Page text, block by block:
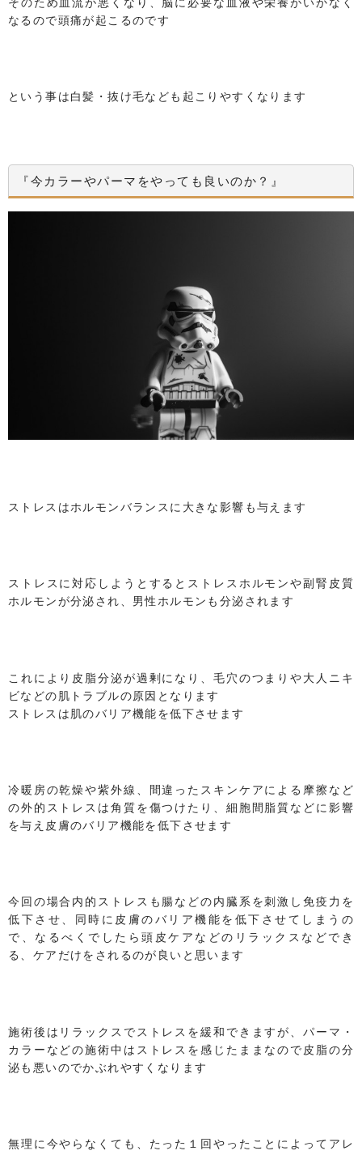
そのため血流が悪くなり、脳に必要な血液や栄養がいかなく
なるので頭痛が起こるのです
という事は白髪・抜け毛なども起こりやすくなります
『今カラーやパーマをやっても良いのか？』
ストレスはホルモンバランスに大きな影響も与えます
ストレスに対応しようとするとストレスホルモンや副腎皮質
ホルモンが分泌され、男性ホルモンも分泌されます
これにより皮脂分泌が過剰になり、毛穴のつまりや大人ニキ
ビなどの肌トラブルの原因となります
ストレスは肌のバリア機能を低下させます
冷暖房の乾燥や紫外線、間違ったスキンケアによる摩擦など
の外的ストレスは角質を傷つけたり、細胞間脂質などに影響
を与え皮膚のバリア機能を低下させます
今回の場合内的ストレスも腸などの内臓系を刺激し免疫力を
低下させ、同時に皮膚のバリア機能を低下させてしまうの
で、なるべくでしたら頭皮ケアなどのリラックスなどでき
る、ケアだけをされるのが良いと思います
施術後はリラックスでストレスを緩和できますが、パーマ・
カラーなどの施術中はストレスを感じたままなので皮脂の分
泌も悪いのでかぶれやすくなります
無理に今やらなくても、たった１回やったことによってアレ